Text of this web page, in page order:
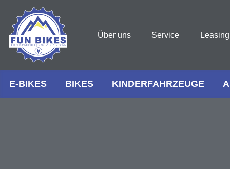
Über uns Service Leasing
E-BIKES BIKES KINDERFAHRZEUGE